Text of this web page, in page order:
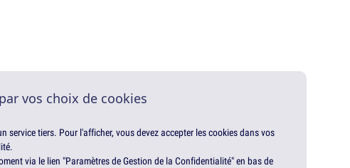
vos choix de cookies
service tiers. Pour l'afficher, vous devez accepter les cookies dans vos
via le lien "Paramètres de Gestion de la Confidentialité" en bas de